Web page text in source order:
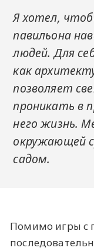
Я хотел,
павильона
людей. Для
как
позволяет
проникать в
него жизнь.
окружающей
садом.
Помимо игры с